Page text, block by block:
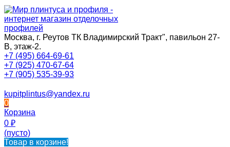
Москва, г. Реутов ТК Владимирский Тракт", павильон 27-
В, этаж-2.
+7 (495) 664-69-61
+7 (925) 470-67-64
+7 (905) 535-39-93
kupitplintus@yandex.ru
0
Корзина
0 ₽
(пусто)
Товар в корзине!